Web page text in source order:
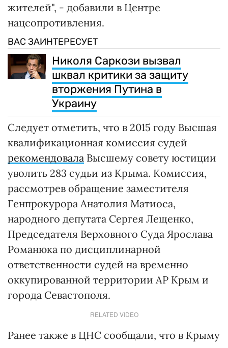
жителей", - добавили в Центре
нацсопротивления.
ВАС ЗАИНТЕРЕСУЕТ
Николя Саркози вызвал
шквал критики за защиту
вторжения Путина в
Украину
Следует отметить, что в 2015 году Высшая
квалификационная комиссия судей
рекомендовала Высшему совету юстиции
уволить 283 судьи из Крыма. Комиссия,
рассмотрев обращение заместителя
Генпрокурора Анатолия Матиоса,
народного депутата Сергея Лещенко,
Председателя Верховного Суда Ярослава
Романюка по дисциплинарной
ответственности судей на временно
оккупированной территории АР Крым и
города Севастополя.
RELATED VIDEO
Ранее также в ЦНС сообщали, что в Крыму